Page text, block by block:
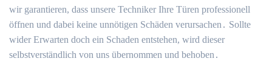
wir garantieren, dass unsere Techniker Ihre Türen professionell
öffnen und dabei keine unnötigen Schäden verursachen․ Sollte
wider Erwarten doch ein Schaden entstehen, wird dieser
selbstverständlich von uns übernommen und behoben․